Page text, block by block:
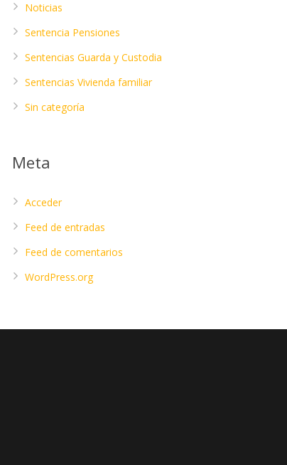
Noticias
Sentencia Pensiones
Sentencias Guarda y Custodia
Sentencias Vivienda familiar
Sin categoría
Meta
Acceder
Feed de entradas
Feed de comentarios
WordPress.org